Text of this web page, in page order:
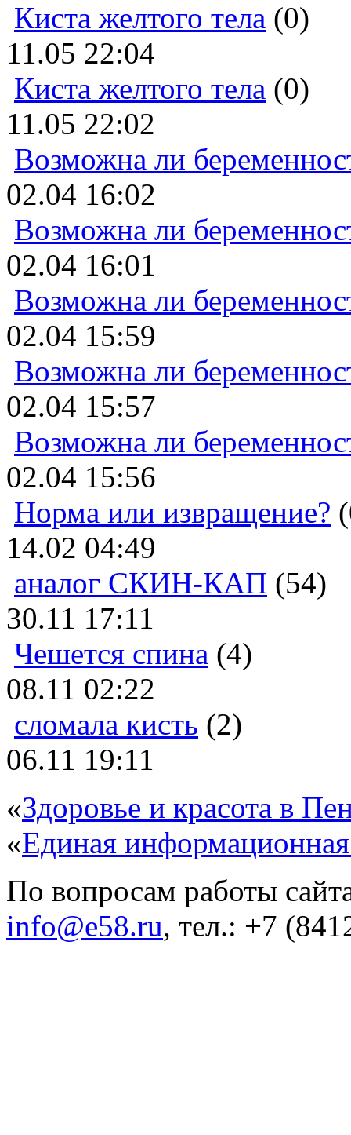
Киста желтого тела (0)
11.05 22:04
Киста желтого тела (0)
11.05 22:02
Возможна ли
02.04 16:02
Возможна ли
02.04 16:01
Возможна ли
02.04 15:59
Возможна ли
02.04 15:57
Возможна ли
02.04 15:56
Норма или извращение?
14.02 04:49
аналог СКИН-КАП (54)
30.11 17:11
Чешется спина (4)
08.11 02:22
сломала кисть (2)
06.11 19:11
«Здоровье и красота в
«Единая
По вопросам работы
info@e58.ru, тел.: +7